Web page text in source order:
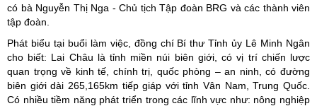
có bà Nguyễn Thị Nga - Chủ tịch Tập đoàn BRG và các thành viên
tập đoàn.
Phát biểu tại buổi làm việc, đồng chí Bí thư Tỉnh ủy Lê Minh Ngân
cho biết: Lai Châu là tỉnh miền núi biên giới, có vị trí chiến lược
quan trọng về kinh tế, chính trị, quốc phòng – an ninh, có đường
biên giới dài 265,165km tiếp giáp với tỉnh Vân Nam, Trung Quốc.
Có nhiều tiềm năng phát triển trong các lĩnh vực như: nông nghiệp